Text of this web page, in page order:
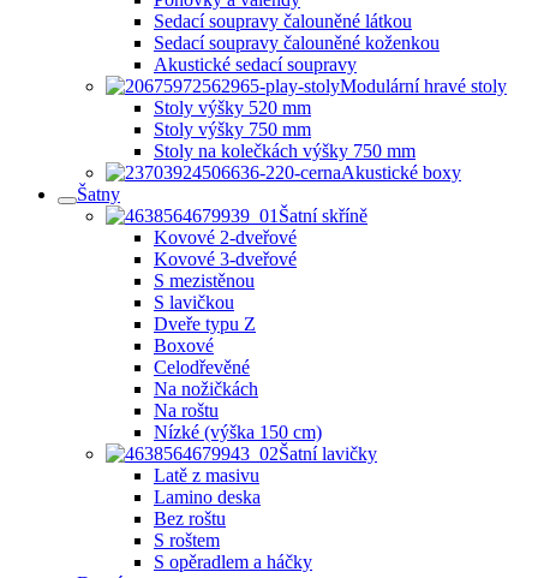
Sedací soupravy čalouněné látkou
Sedací soupravy čalouněné koženkou
Akustické sedací soupravy
Modulární hravé stoly
Stoly výšky 520 mm
Stoly výšky 750 mm
Stoly na kolečkách výšky 750 mm
Akustické boxy
Šatny
Šatní skříně
Kovové 2-dveřové
Kovové 3-dveřové
S mezistěnou
S lavičkou
Dveře typu Z
Boxové
Celodřevěné
Na nožičkách
Na roštu
Nízké (výška 150 cm)
Šatní lavičky
Latě z masivu
Lamino deska
Bez roštu
S roštem
S opěradlem a háčky